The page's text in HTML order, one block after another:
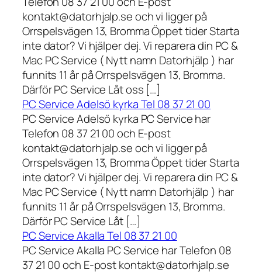
kontakt@datorhjalp.se och vi ligger på
Orrspelsvägen 13, Bromma Öppet tider Starta
inte dator? Vi hjälper dej. Vi reparera din PC &
Mac PC Service ( Nytt namn Datorhjälp ) har
funnits 11 år på Orrspelsvägen 13, Bromma.
Därför PC Service Låt oss […]
PC Service Adelsö kyrka Tel 08 37 21 00
PC Service Adelsö kyrka PC Service har
Telefon 08 37 21 00 och E-post
kontakt@datorhjalp.se och vi ligger på
Orrspelsvägen 13, Bromma Öppet tider Starta
inte dator? Vi hjälper dej. Vi reparera din PC &
Mac PC Service ( Nytt namn Datorhjälp ) har
funnits 11 år på Orrspelsvägen 13, Bromma.
Därför PC Service Låt […]
PC Service Akalla Tel 08 37 21 00
PC Service Akalla PC Service har Telefon 08
37 21 00 och E-post kontakt@datorhjalp.se